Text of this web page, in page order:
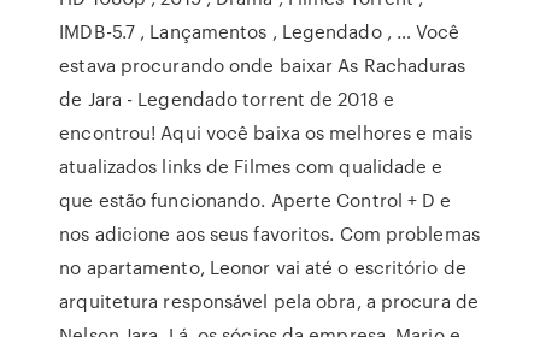
IMDB-5.7 , Lançamentos , Legendado , … Você
estava procurando onde baixar As Rachaduras
de Jara - Legendado torrent de 2018 e
encontrou! Aqui você baixa os melhores e mais
atualizados links de Filmes com qualidade e
que estão funcionando. Aperte Control + D e
nos adicione aos seus favoritos. Com problemas
no apartamento, Leonor vai até o escritório de
arquitetura responsável pela obra, a procura de